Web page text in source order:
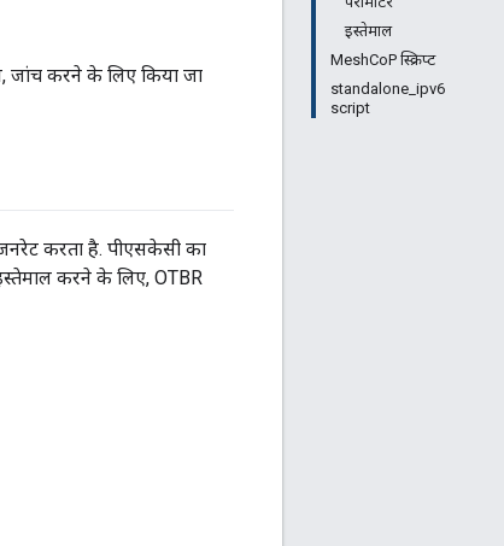
इस्तेमाल
MeshCoP स्क्रिप्ट
standalone_ipv6
script
जांच करने के लिए किया जा
करता है. पीएसकेसी का
करने के लिए, OTBR